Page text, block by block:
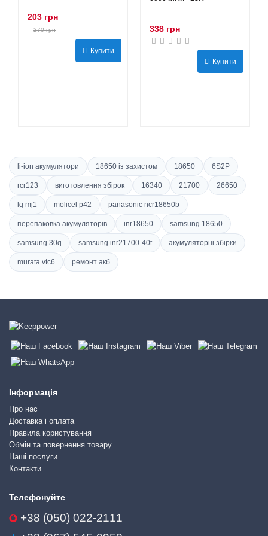
203 грн
270 грн
Купити
338 грн
Купити
li-ion акумулятори 18650 із захистом 18650 6S2P
rcr123 виготовлення збірок 16340 21700 26650
lg mj1 molicel p42 panasonic ncr18650b
перепаковка акумуляторів inr18650 samsung 18650
samsung 30q samsung inr21700-40t акумуляторні збірки
murata vtc6 ремонт акб
Інформація
Про нас
Доставка і оплата
Правила користування
Обмін та повернення товару
Наші послуги
Контакти
Телефонуйте
+38 (050) 022-2111